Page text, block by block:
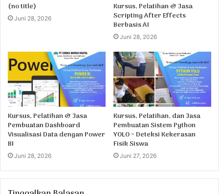
(no title)
Juni 28, 2026
Kursus, Pelatihan & Jasa
Scripting After Effects
Berbasis AI
Juni 28, 2026
Kursus, Pelatihan & Jasa
Pembuatan Dashboard
Visualisasi Data dengan Power
BI
Juni 28, 2026
Kursus, Pelatihan, dan Jasa
Pembuatan Sistem Python
YOLO ~ Deteksi Kekerasan
Fisik Siswa
Juni 27, 2026